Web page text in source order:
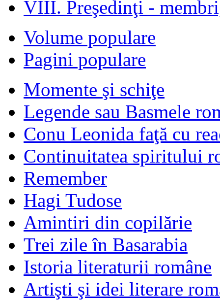
VIII. Preşedinţi -
Volume populare
Pagini populare
Momente şi schiţe
Legende sau Basmele
Conu Leonida faţă cu
Continuitatea spiritului
Remember
Hagi Tudose
Amintiri din copilărie
Trei zile în Basarabia
Istoria literaturii române
Artişti şi idei literare